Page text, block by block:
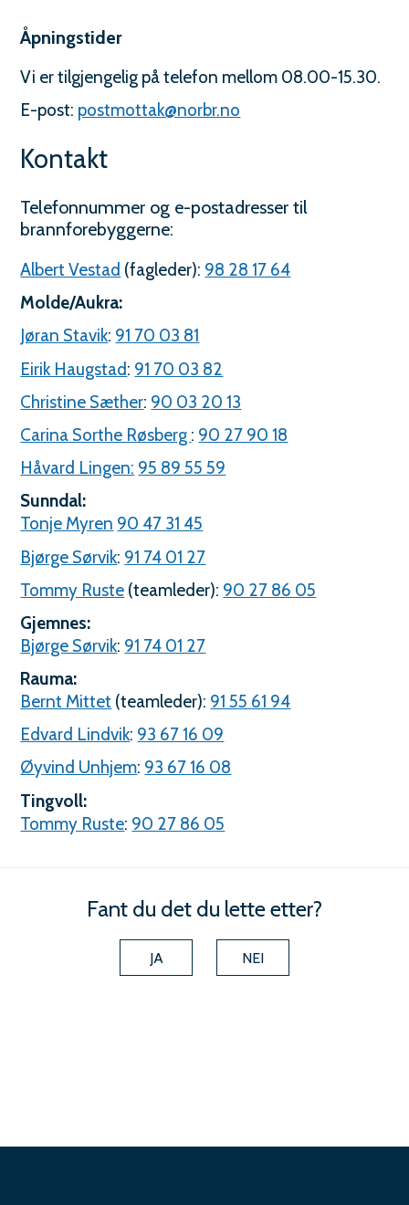
I
K
Åpningstider
Vi er tilgjengelig på telefon mellom 08.00-15.30.
E-post: postmottak@norbr.no
Kontakt
Telefonnummer og e-postadresser til
brannforebyggerne:
Albert Vestad (fagleder): 98 28 17 64
Molde/Aukra:
Jøran Stavik: 91 70 03 81
Eirik Haugstad: 91 70 03 82
Christine Sæther: 90 03 20 13
Carina Sorthe Røsberg : 90 27 90 18
Håvard Lingen: 95 89 55 59
Sunndal:
Tonje Myren 90 47 31 45
Bjørge Sørvik: 91 74 01 27
Tommy Ruste (teamleder): 90 27 86 05
Gjemnes:
Bjørge Sørvik: 91 74 01 27
Rauma:
Bernt Mittet (teamleder): 91 55 61 94
Edvard Lindvik: 93 67 16 09
Øyvind Unhjem: 93 67 16 08
Tingvoll:
Tommy Ruste: 90 27 86 05
Fant du det du lette etter?
JA NEI